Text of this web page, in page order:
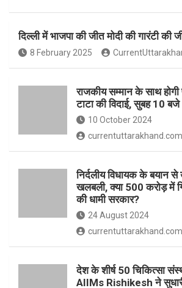
ce
b
o
o
at
s
A
p
p
दिल्ली में भाजपा की जीत मोदी की गारंटी की
8 February 2025
राजकीय सम्मान के साथ
टाटा की विदाई, सुबह 10
10 October 2024
currentuttarakhand.com
निर्दलीय विधायक के बयान से
खलबली, क्‍या 500 करोड़ में
की धामी सरकार?
24 August 2024
currentuttarakhand.com
देश के शीर्ष 50 चिकित्सा
AIIMs Rishikesh ने